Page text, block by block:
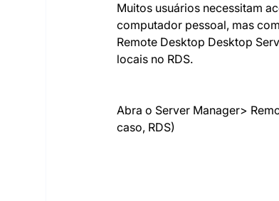
Muitos usuários necessitam
computador pessoal, mas
Remote Desktop Desktop
locais no RDS.
Abra o Server Manager>
caso, RDS)